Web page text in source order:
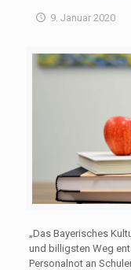
9. Januar 2020
„Das Bayerisches
und billigsten Weg
Personalnot an